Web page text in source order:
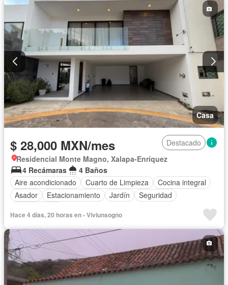
Casa
$ 28,000 MXN/mes
Destacado
Residencial Monte Magno, Xalapa-Enríquez
4 Recámaras
4 Baños
Aire acondicionado
Cuarto de Limpieza
Cocina integral
Asador
Estacionamiento Jardín
Seguridad
Hace 4 días, 20 horas en - Viviunsogno